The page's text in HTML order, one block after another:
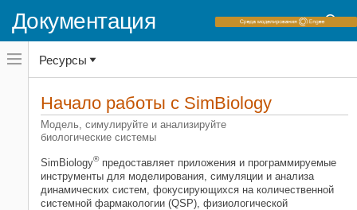
Документация
Переключатель
навигационного
меню
переключатель
навигационного
SimBiology
Категория
Начало работы с SimBiology
Приложения SimBiology
Моделирование
Ресурсы
Начало работы с SimBiology
Модель, симулируйте и анализируйте
биологические системы
SimBiology®предоставляет приложения и программируемые
инструменты для моделирования, симуляции и анализа
динамических систем, фокусирующихся на количественной
системной фармакологии (QSP), физиологической